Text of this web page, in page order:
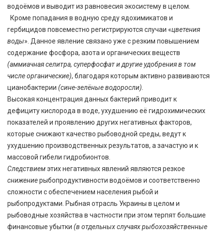
водоёмов и выводит из равновесия экосистему в целом.
Кроме попадания в водную среду ядохимикатов и
гербицидов повсеместно регистрируются случаи «цветения
воды». Данное явление связано уже с резким повышением
содержание фосфора, азота и органических веществ
(аммиачная селитра, суперфосфат и другие удобрения в том
числе органические), благодаря которым активно развиваются
цианобактерии (сине-зелёные водоросли).
Высокая концентрация данных бактерий приводит к
дефициту кислорода в воде, ухудшению её гидрохимических
показателей и проявлению других негативных факторов,
которые снижают качество рыбоводной среды, ведут к
ухудшению производственных результатов, а зачастую и к
массовой гибели гидробионтов.
Следствиемэтих негативных явлений являются резкое
снижениерыбопродуктивности водоёмов и соответственно
сложности с обеспечением населения рыбой и
рыбопродуктами. Рыбная отрасль Украины в целом и
рыбоводные хозяйства в частности при этом терпят большие
финансовые убытки (в отдельных случаях рыбохозяйственные